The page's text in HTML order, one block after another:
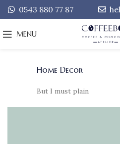
0543 880 77 87
MENU
Home Decor
But I must plain